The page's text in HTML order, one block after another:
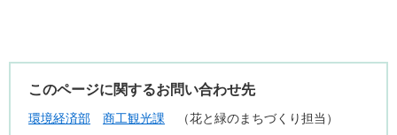
このページに関するお問い合わせ先
環境経済部 商工観光課
花と緑のまちづくり担当